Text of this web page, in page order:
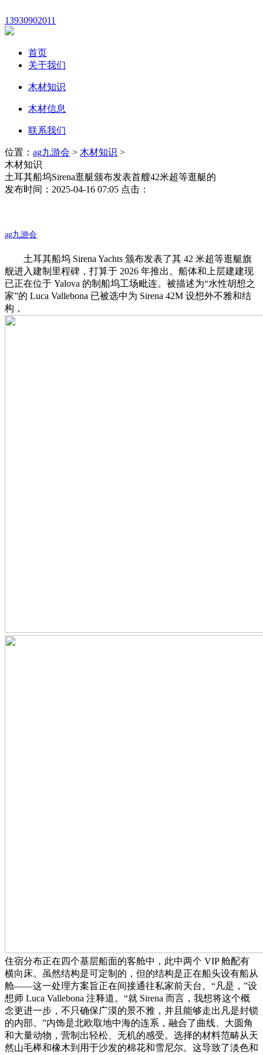
13930902011
首页
关于我们
木材知识
木材信息
联系我们
位置： ag九游会 > 木材知识 >
木材知识
土耳其船坞Sirena逛艇颁布发表首艘42米超等逛艇的
发布时间：2025-04-16 07:05 点击：
ag九游会
土耳其船坞 Sirena Yachts 颁布发表了其 42 米超等逛艇旗
舰进入建制里程碑，打算于 2026 年推出。船体和上层建建现
已正在位于 Yalova 的制船坞工场毗连。被描述为“水性胡想之
家”的 Luca Vallebona 已被选中为 Sirena 42M 设想外不雅和结
构，
住宿分布正在四个基层船面的客舱中，此中两个 VIP 舱配有
横向床。虽然结构是可定制的，但的结构是正在船头设有船从
舱——这一处理方案旨正在间接通往私家前天台。“凡是，”设
想师 Luca Vallebona 注释道。“就 Sirena 而言，我想将这个概
念更进一步，不只确保广漠的景不雅，并且能够走出凡是封锁
的内部。”内饰是北欧取地中海的连系，融合了曲线、大圆角
和大量动物，营制出轻松、无机的感受。选择的材料范畴从天
然山毛榉和橡木到用于沙发的棉花和雪尼尔。这导致了淡色和